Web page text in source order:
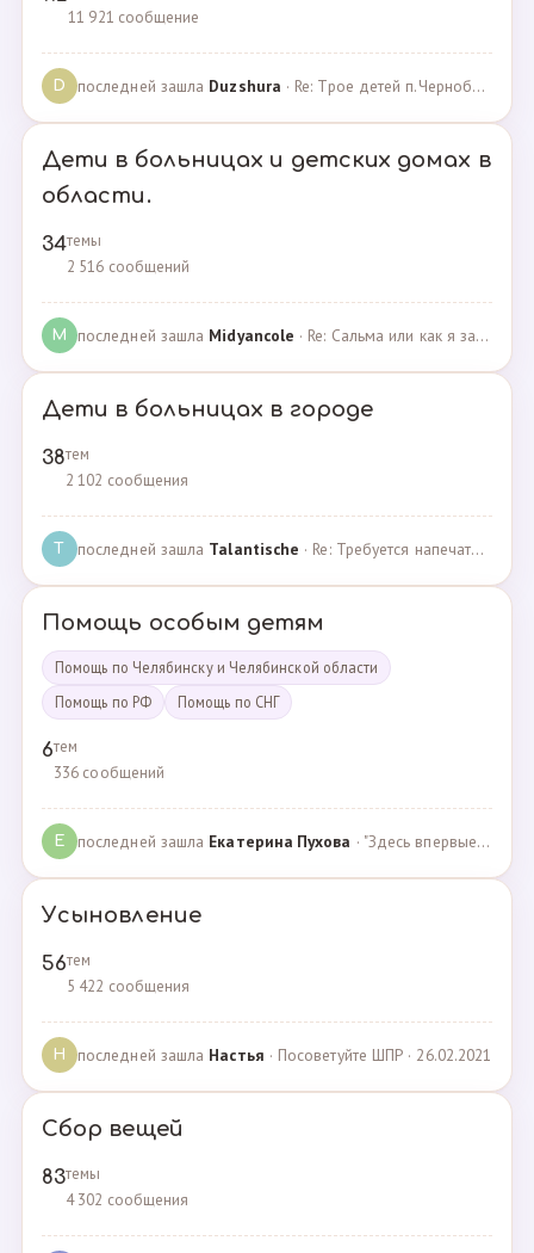
11 921 сообщение
D последней зашла Duzshura · Re: Трое детей п.Черноборский Чесменский район. · 27.06.2024
Дети в больницах и детских домах в
области.
34темы
2 516 сообщений
M последней зашла Midyancole · Re: Сальма или как я захотела помочь взросым сиротам · 16.12.2019
Дети в больницах в городе
38тем
2 102 сообщения
T последней зашла Talantische · Re: Требуется напечатать бейджики · 09.02.2024
Помощь особым детям
Помощь по Челябинску и Челябинской области
Помощь по РФ
Помощь по СНГ
6тем
336 сообщений
Е последней зашла Екатерина Пухова · "Здесь впервые поверили в моего сына и подарили над… · 09.09.2019
Усыновление
56тем
5 422 сообщения
Н последней зашла Настья · Посоветуйте ШПР · 26.02.2021
Сбор вещей
83темы
4 302 сообщения